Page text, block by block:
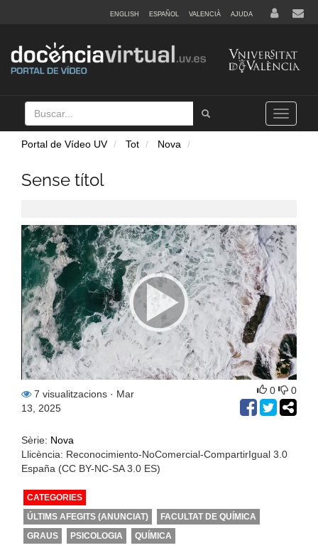
ENGLISH ESPAÑOL VALENCIÀ AJUDA
Buscar
Tramet
Toggle
navigation
Portal de Vídeo UV Tot Nova
Sense títol
7 visualitzacions · Mar
13, 2025
0 0
Sèrie: Nova
Llicència: Reconocimiento-NoComercial-CompartirIgual 3.0
España (CC BY-NC-SA 3.0 ES)
CATEGORIES
ÚLTIMS AFEGITS (ANUNCIAT)
FACULTAT DE QUÍMICA
GRAUS
PSICOLOGIA QUÍMICA